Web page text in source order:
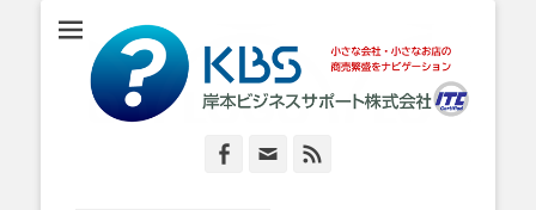
岸本ビジネスサポ
ート株式会社
小さな会社・小さなお店のIT経営をナビゲーション
Facebook
Email